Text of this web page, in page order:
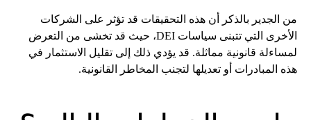
من الجدير بالذكر أن هذه التحقيقات قد تؤثر على الشركات
الأخرى التي تتبنى سياسات DEI، حيث قد تخشى من التعرض
لمساءلة قانونية مماثلة. قد يؤدي ذلك إلى تقليل الاستثمار في
هذه المبادرات أو تعديلها لتجنب المخاطر القانونية.